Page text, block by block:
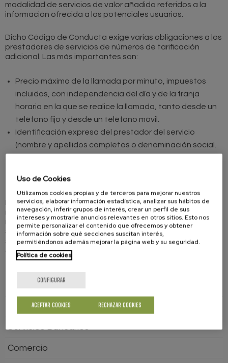
modalidad de servicios de valor añadido referidos a la
información ofrecida a los potenciales usuarios.
Dicho Código de Conducta exige varias obligaciones a los
prestadores de servicios de números de tarificación
adicional. Las más importantes son:
Precio máximo de la llamada por minuto, impuestos
incluidos, con independencia del día y de la franja
horaria en la que se realice la llamada, tanto desde un
teléfono fijo y desde un teléfono móvil.
Identificación expresa del prestador del servicio
(nombre y apellidos completos o denominación social.
servicio.
En consecuencia, el Instituto Nacional de Consumo ha
remitido las páginas en que ha encontrado
irregularidades a la Presidencia de la Comisión de
Supervisión de los Servicios de Tarificación Adicional
solicitando que se realicen las correspondientes
comprobaciones y se le informe de los resultados.
GUÍA DEL CONSUMIDOR
Aviación
Servicios Bancarios
Comercio
Uso de Cookies
Utilizamos cookies propias y de terceros para mejorar nuestros
servicios, elaborar información estadística, analizar sus hábitos de
navegación, inferir grupos de interés, crear un perfil de sus
intereses y mostrarle anuncios relevantes en otros sitios. Esto nos
permite personalizar el contenido que ofrecemos y obtener
información sobre qué secciones suscitan interés,
permitiéndonos además mejorar la página web y su seguridad.
Política de cookies
CONFIGURAR
RECHAZAR COOKIES
ACEPTAR COOKIES